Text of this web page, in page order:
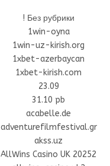
! Без рубрики
1win-oyna
1win-uz-kirish.org
1xbet-azerbaycan
1xbet-kirish.com
23.09
31.10 pb
acabelle.de
adventurefilmfestival.gr
akss.uz
AllWins Casino UK 20252